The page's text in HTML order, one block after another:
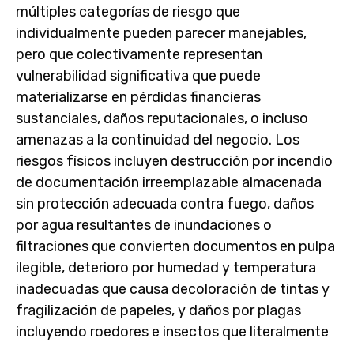
múltiples categorías de riesgo que
individualmente pueden parecer manejables,
pero que colectivamente representan
vulnerabilidad significativa que puede
materializarse en pérdidas financieras
sustanciales, daños reputacionales, o incluso
amenazas a la continuidad del negocio. Los
riesgos físicos incluyen destrucción por incendio
de documentación irreemplazable almacenada
sin protección adecuada contra fuego, daños
por agua resultantes de inundaciones o
filtraciones que convierten documentos en pulpa
ilegible, deterioro por humedad y temperatura
inadecuadas que causa decoloración de tintas y
fragilización de papeles, y daños por plagas
incluyendo roedores e insectos que literalmente